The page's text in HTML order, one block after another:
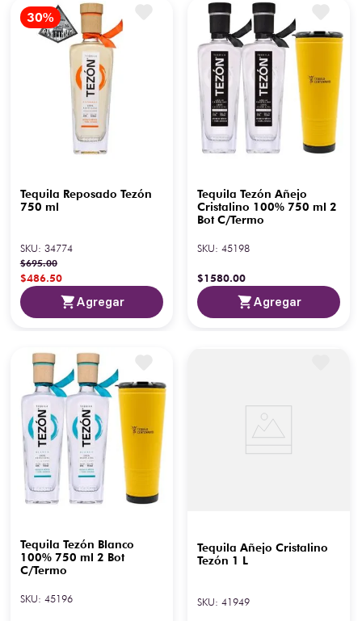
Tequila Reposado Tezón
750 ml
SKU: 34774
$695.00
$486.50
Agregar
Tequila Tezón Añejo
Cristalino 100% 750 ml 2
Bot C/Termo
SKU: 45198
$1580.00
Agregar
Tequila Tezón Blanco
100% 750 ml 2 Bot
C/Termo
SKU: 45196
Tequila Añejo Cristalino
Tezón 1 L
SKU: 41949